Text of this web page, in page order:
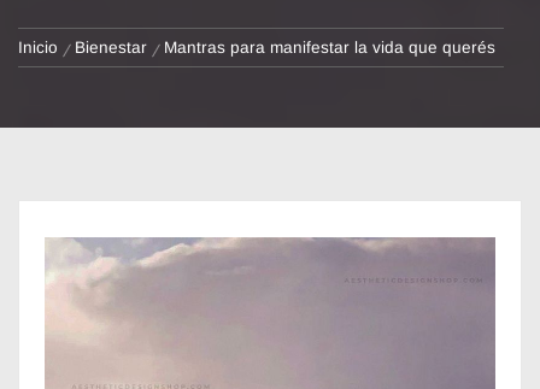
Inicio Bienestar Mantras para manifestar la vida que querés